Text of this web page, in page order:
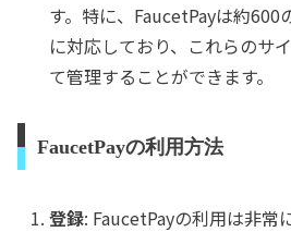
す。特に、FaucetPayは約600
に対応しており、これらのサ
て管理することができます。
FaucetPayの利用方法
登録: FaucetPayの利用は非常